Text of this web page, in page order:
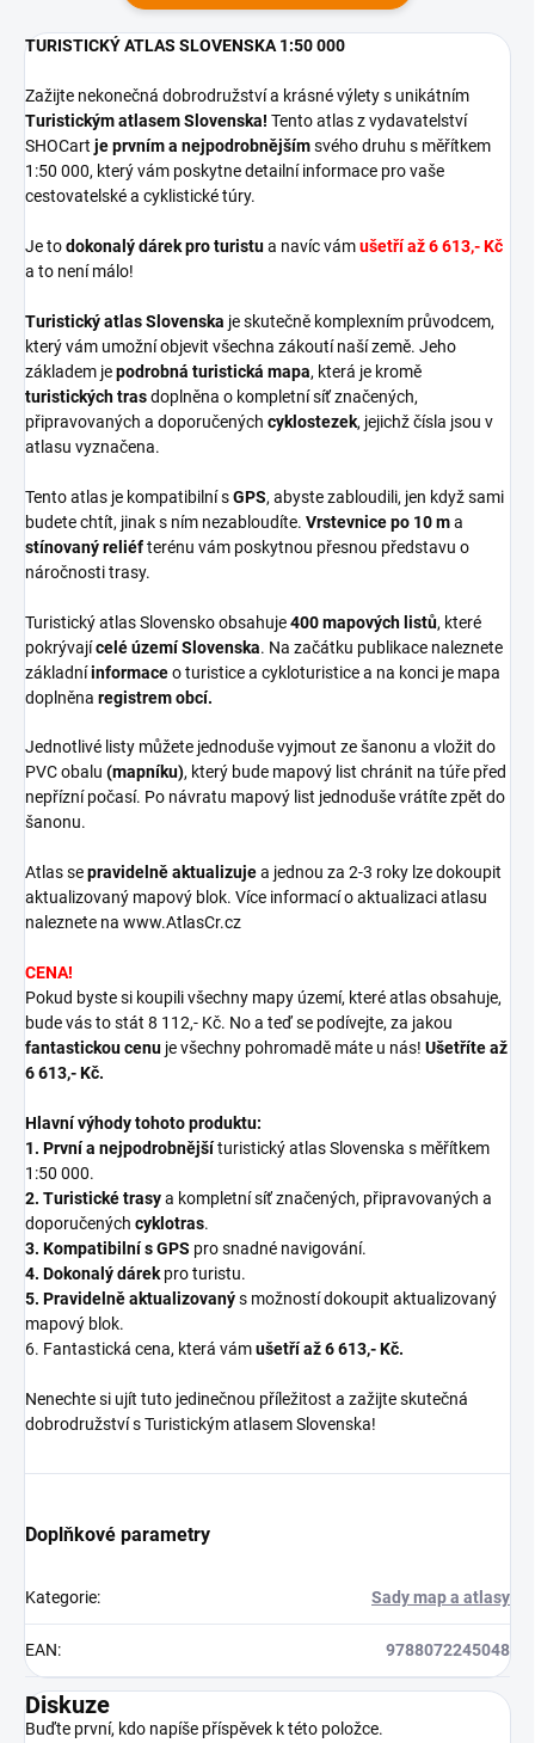
TURISTICKÝ ATLAS SLOVENSKA 1:50 000
Zažijte nekonečná dobrodružství a krásné výlety s unikátním
Turistickým atlasem Slovenska! Tento atlaszvydavatelství
SHOCart je prvním a nejpodrobnějšímsvého druhu s měřítkem
1:50 000, který vám poskytne detailní informace pro vaše
cestovatelské a cyklistické túry.
Je todokonalý dárek pro turistua navíc vámušetří až6 613,- Kč
a to není málo!
Turistický atlas Slovenska je skutečně komplexním průvodcem,
který vám umožní objevit všechna zákoutí naší země. Jeho
základem jepodrobná turistická mapa, která je kromě
turistických trasdoplněna o kompletní síť značených,
připravovaných a doporučených cyklostezek, jejichž čísla jsou v
atlasu vyznačena.
Tento atlas je kompatibilní sGPS, abyste zabloudili, jen když sami
budete chtít, jinak s ním nezabloudíte. Vrstevnice po 10ma
stínovaný reliéfterénu vám poskytnou přesnou představu o
náročnosti trasy.
Turistický atlas Slovenskoobsahuje400 mapových listů, které
pokrývajícelé území Slovenska. Na začátku publikace naleznete
základníinformaceo turistice a cykloturistice a na konci je mapa
doplněna registrem obcí.
Jednotlivé listy můžete jednoduše vyjmout ze šanonu a vložit do
PVC obalu (mapníku), který bude mapový list chránit na túře před
nepřízní počasí. Po návratu mapový list jednoduše vrátíte zpět do
šanonu.
Atlas sepravidelně aktualizujea jednou za 2-3 roky lze dokoupit
aktualizovaný mapový blok. Více informací o aktualizaci atlasu
naleznete na www.AtlasCr.cz
CENA!
Pokud byste si koupili všechny mapy území, které atlasobsahuje,
bude vás to stát 8 112,- Kč. No a teď se podívejte, za jakou
fantastickou cenu je všechny pohromadě máte u nás! Ušetříte až
6 613,- Kč.
Hlavní výhody tohoto produktu:
1. První a nejpodrobnějšíturistický atlas Slovenska s měřítkem
1:50 000.
2. Turistické trasya kompletní síť značených, připravovaných a
doporučených cyklotras.
3. Kompatibilní s GPS pro snadné navigování.
4. Dokonalý dárek pro turistu.
5. Pravidelně aktualizovanýs možnostídokoupit aktualizovaný
mapový blok.
6. Fantastická cena, která vámušetří až6 613,- Kč.
Nenechte si ujít tuto jedinečnou příležitost a zažijte skutečná
dobrodružství s Turistickým atlasem Slovenska!
Doplňkové parametry
Kategorie: Sady map a atlasy
EAN: 9788072245048
Diskuze
Buďte první, kdo napíše příspěvek k této položce.